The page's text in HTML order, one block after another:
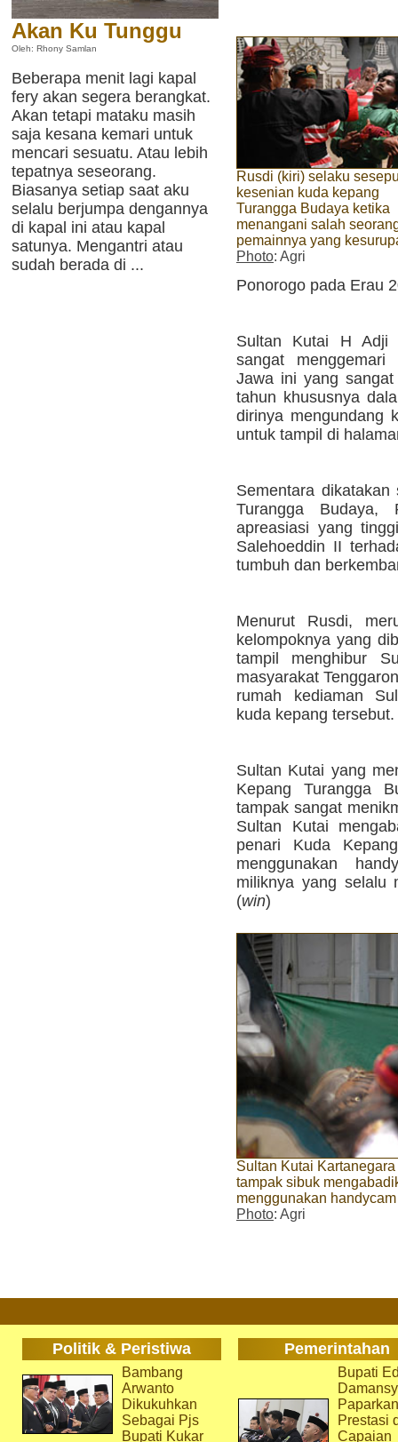
Akan Ku Tunggu
Oleh: Rhony Samlan
Beberapa menit lagi kapal
fery akan segera berangkat.
Akan tetapi mataku masih
saja kesana kemari untuk
mencari sesuatu. Atau lebih
tepatnya seseorang.
Biasanya setiap saat aku
selalu berjumpa dengannya
di kapal ini atau kapal
satunya. Mengantri atau
sudah berada di ...
Rusdi (kiri) selaku
kesenian kuda kepang
Turangga Budaya ketika
menangani salah
pemainnya yang
Photo: Agri
Ponorogo pada Erau
Sultan Kutai H Adji
sangat
Jawa ini yang
tahun khususnya
dirinya mengundang
untuk tampil di
Sementara
Turangga Budaya,
apreasiasi yang
Salehoeddin II
tumbuh dan
Menurut Rusdi,
kelompoknya yang
tampil menghibur
masyarakat
rumah kediaman
kuda kepang tersebut.
Sultan Kutai yang
Kepang Turangga
tampak sangat
Sultan Kutai
penari Kuda
menggunakan
miliknya yang selalu
(win)
Sultan Kutai
tampak sibuk
menggunakan handycam
Photo: Agri
Politik & Peristiwa Pemerintahan
Bambang
Arwanto
Dikukuhkan
Sebagai Pjs
Bupati Kukar
Bupati
Paparkan
Prestasi
Capaian